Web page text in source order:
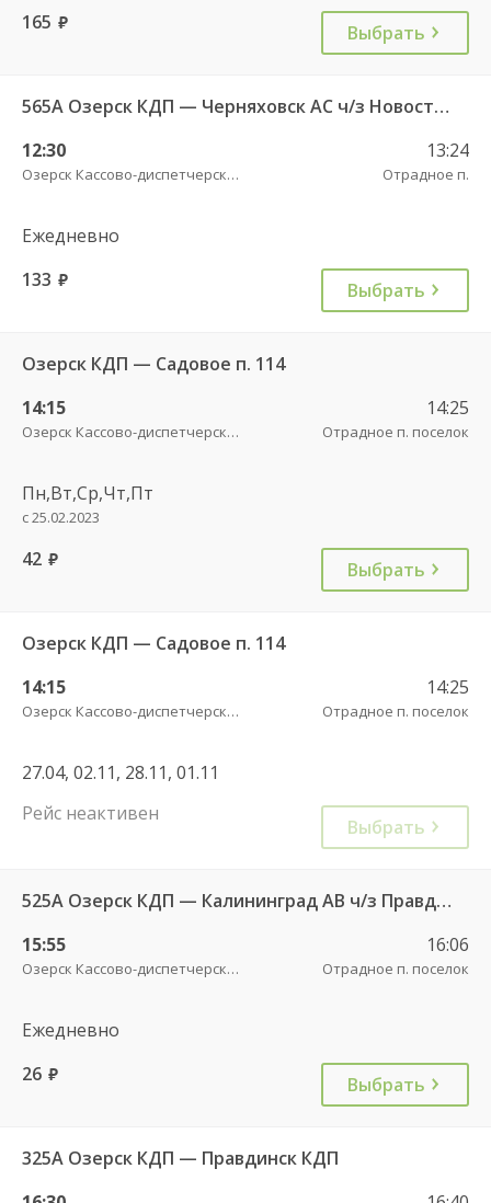
165 руб. Выбрать
565А Озерск КДП — Черняховск АС ч/з Новостроево п.
12:30
Озерск Кассово-диспетчерский пункт
13:24
Отрадное п.
Ежедневно
133 руб. Выбрать
Озерск КДП — Садовое п. 114
14:15
Озерск Кассово-диспетчерский пункт
14:25
Отрадное п. поселок
Пн,Вт,Ср,Чт,Пт
с 25.02.2023
42 руб. Выбрать
Озерск КДП — Садовое п. 114
14:15
Озерск Кассово-диспетчерский пункт
14:25
Отрадное п. поселок
27.04, 02.11, 28.11, 01.11
Рейс неактивен
Выбрать
525А Озерск КДП — Калининград АВ ч/з Правдинск КДП
15:55
Озерск Кассово-диспетчерский пункт
16:06
Отрадное п. поселок
Ежедневно
26 руб. Выбрать
325А Озерск КДП — Правдинск КДП